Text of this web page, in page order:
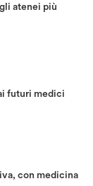
atenei più
futuri medici
con medicina